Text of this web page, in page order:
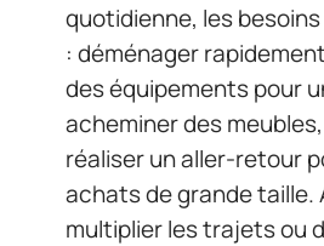
quotidienne, les
: déménager
des équipements pour
acheminer des
réaliser un aller-retour
achats de grande taille.
multiplier les trajets ou